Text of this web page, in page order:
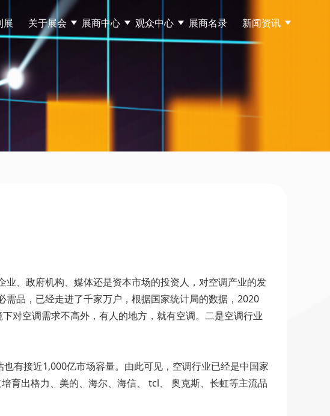
展 关于展会 展商中心 观众中心 展商名录 新闻资讯
、政府机构、媒体还是资本市场的投资人，对空调产业的发
品，已经走进了千家万户，根据国家统计局的数据，2020
对空调需求不高外，有人的地方，就有空调。二是空调行业
有接近1,000亿市场容量。由此可见，空调行业已经是中国家
育出格力、美的、海尔、海信、 tcl、 奥克斯、长虹等主流品